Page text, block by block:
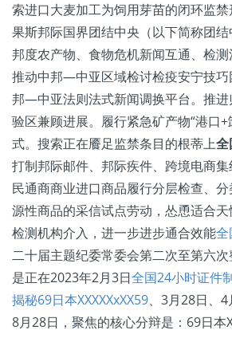
索进口大麦加工为饲用芽苗的闭环监
果斯邦际国界团结中央（以下简称团
邦度农产物、食物危机新闻互通、检测
推动中邦—中亚区域检讨检疫安宁技巧
邦—中亚法则法式新闻调换平台。推
验区兼顾进展。履行紧急矿产物“港口
式。搜索正在餍足监禁条目的根蒂上全
打制邦际邮件、邦际疾件、跨境电商
民通商商业进口商品履行分层检查、
源性商品的采信试点劳动，怂恿适合
检测机构介入，进一步进步通合效能全
二十届主题纪委常委会第二次至第六
是正在2023年2月3日全国24小时证件
揭秘69日本XXXXXxXX59、3月28日、4
8月28日，聚焦的核心分辩是：69日本